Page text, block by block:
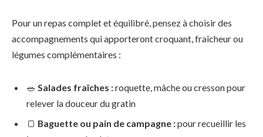
Pour un repas complet et équilibré, pensez à choisir des
accompagnements qui apporteront croquant, fraîcheur ou
légumes complémentaires :
🥗 Salades fraîches :roquette, mâche ou cresson pour
relever la douceur du gratin
🍞 Baguette ou pain de campagne :pour recueillir les